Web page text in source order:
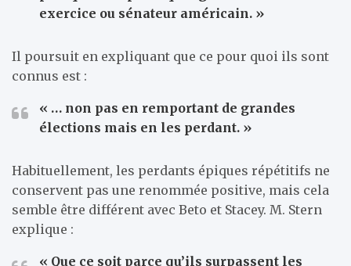
exercice ou sénateur américain. »
Il poursuit en expliquant que ce pour quoi ils sont
connus est :
« … non pas en remportant de grandes
élections mais en les perdant. »
Habituellement, les perdants épiques répétitifs ne
conservent pas une renommée positive, mais cela
semble être différent avec Beto et Stacey. M. Stern
explique :
« Que ce soit parce qu’ils surpassent les